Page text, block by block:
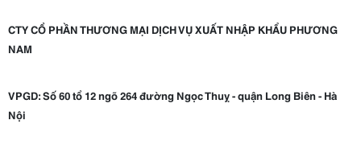
CTY CỔ PHẦN THƯƠNG MẠI DỊCH VỤ XUẤT NHẬP KHẨU PHƯƠNG
NAM
VPGD: Số 60 tổ 12 ngõ 264 đường Ngọc Thuỵ - quận Long Biên - Hà
Nội